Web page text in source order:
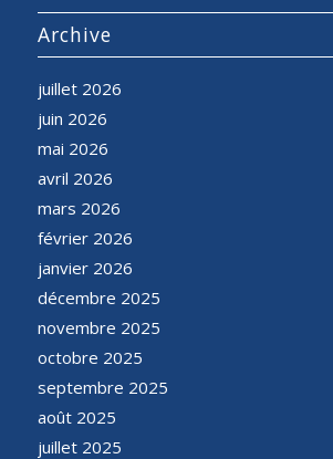
Archive
juillet 2026
juin 2026
mai 2026
avril 2026
mars 2026
février 2026
janvier 2026
décembre 2025
novembre 2025
octobre 2025
septembre 2025
août 2025
juillet 2025